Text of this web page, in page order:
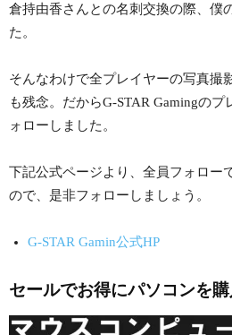
倉持由香さんとの名刺交換の際、僕
た。
そんなわけで全プレイヤーの写真撮
も残念。だからG-STAR Gamingの
ォローしました。
下記公式ページより、全員フォロー
ので、是非フォローしましょう。
G-STAR Gamin公式HP
セールでお得にパソコンを